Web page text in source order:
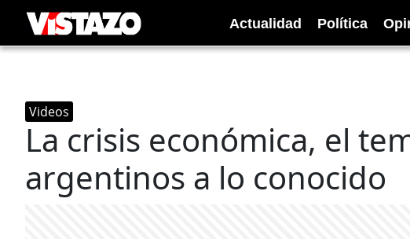
Actualidad Política
Videos
La crisis económica, el
argentinos a lo conocido